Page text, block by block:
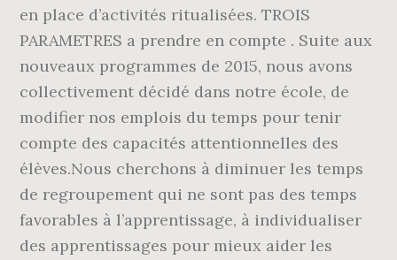
en place d’activités ritualisées. TROIS
PARAMETRES a prendre en compte . Suite aux
nouveaux programmes de 2015, nous avons
collectivement décidé dans notre école, de
modifier nos emplois du temps pour tenir
compte des capacités attentionnelles des
élèves.Nous cherchons à diminuer les temps
de regroupement qui ne sont pas des temps
favorables à l’apprentissage, à individualiser
des apprentissages pour mieux aider les